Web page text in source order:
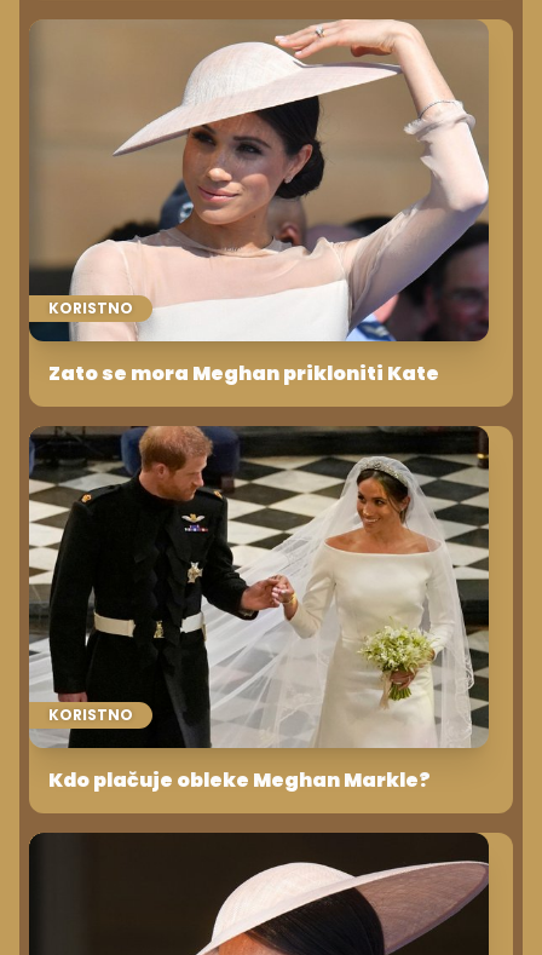
KORISTNO
Zato se mora Meghan prikloniti Kate
KORISTNO
Kdo plačuje obleke Meghan Markle?